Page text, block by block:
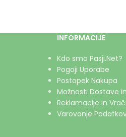
INFORMACIJE
Kdo smo Pasji.Net?
Pogoji Uporabe
Postopek Nakupa
Možnosti Dostave
Reklamacije in
Varovanje